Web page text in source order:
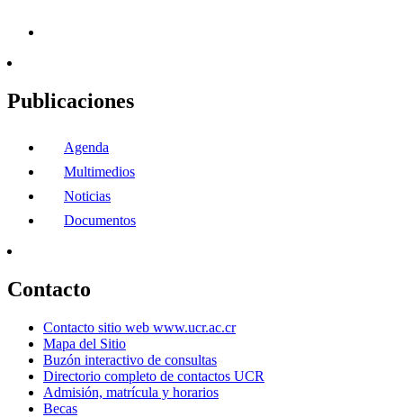
Publicaciones
Agenda
Multimedios
Noticias
Documentos
Contacto
Contacto sitio web www.ucr.ac.cr
Mapa del Sitio
Buzón interactivo de consultas
Directorio completo de contactos UCR
Admisión, matrícula y horarios
Becas